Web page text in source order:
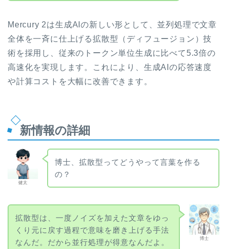
Mercury 2は生成AIの新しい形として、並列処理で文章
全体を一斉に仕上げる拡散型（ディフュージョン）技
術を採用し、従来のトークン単位生成に比べて5.3倍の
高速化を実現します。これにより、生成AIの応答速度
や計算コストを大幅に改善できます。
新情報の詳細
健太
博士、拡散型ってどうやって言葉を作る
の？
博士
拡散型は、一度ノイズを加えた文章をゆっ
くり元に戻す過程で意味を磨き上げる手法
なんだ。だから並行処理が得意なんだよ。